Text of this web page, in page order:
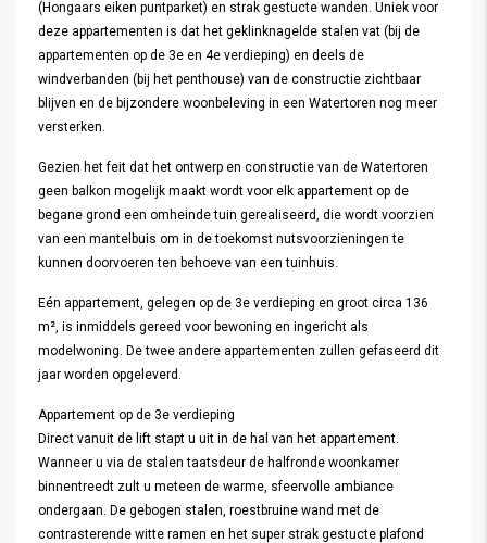
(Hongaars eiken puntparket) en strak gestucte wanden. Uniek voor
deze appartementen is dat het geklinknagelde stalen vat (bij de
appartementen op de 3e en 4e verdieping) en deels de
windverbanden (bij het penthouse) van de constructie zichtbaar
blijven en de bijzondere woonbeleving in een Watertoren nog meer
versterken.
Gezien het feit dat het ontwerp en constructie van de Watertoren
geen balkon mogelijk maakt wordt voor elk appartement op de
begane grond een omheinde tuin gerealiseerd, die wordt voorzien
van een mantelbuis om in de toekomst nutsvoorzieningen te
kunnen doorvoeren ten behoeve van een tuinhuis.
Eén appartement, gelegen op de 3e verdieping en groot circa 136
m², is inmiddels gereed voor bewoning en ingericht als
modelwoning. De twee andere appartementen zullen gefaseerd dit
jaar worden opgeleverd.
Appartement op de 3e verdieping
Direct vanuit de lift stapt u uit in de hal van het appartement.
Wanneer u via de stalen taatsdeur de halfronde woonkamer
binnentreedt zult u meteen de warme, sfeervolle ambiance
ondergaan. De gebogen stalen, roestbruine wand met de
contrasterende witte ramen en het super strak gestucte plafond